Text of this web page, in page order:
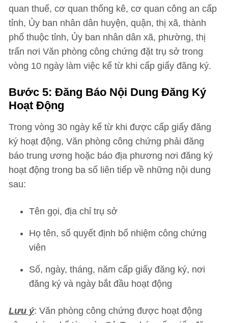
quan thuế, cơ quan thống kê, cơ quan công an cấp
tỉnh, Ủy ban nhân dân huyện, quận, thị xã, thành
phố thuộc tỉnh, Ủy ban nhân dân xã, phường, thị
trấn nơi Văn phòng công chứng đặt trụ sở trong
vòng 10 ngày làm việc kể từ khi cấp giấy đăng ký.
Bước 5: Đăng Báo Nội Dung Đăng Ký
Hoạt Động
Trong vòng 30 ngày kể từ khi được cấp giấy đăng
ký hoạt động, Văn phòng công chứng phải đăng
báo trung ương hoặc báo địa phương nơi đăng ký
hoạt động trong ba số liên tiếp về những nội dung
sau:
Tên gọi, địa chỉ trụ sở
Họ tên, số quyết định bổ nhiệm công chứng
viên
Số, ngày, tháng, năm cấp giấy đăng ký, nơi
đăng ký và ngày bắt đầu hoạt động
Lưu ý: Văn phòng công chứng được hoạt động